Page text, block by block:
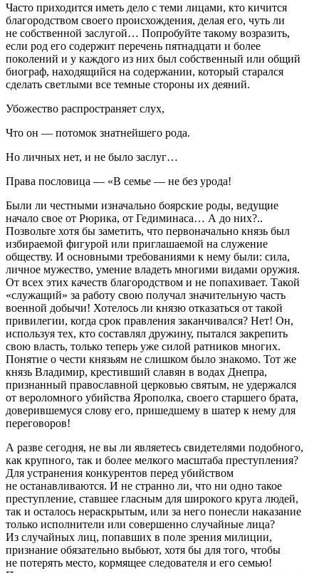
Часто приходится иметь дело с теми лицами, кто кичится
благородством своего происхождения, делая его, чуть ли
не собственной заслугой… Попробуйте такому возразить,
если род его содержит перечень пятнадцати и более
поколений и у каждого из них был собственный или общий
биограф, находящийся на содержании, который старался
сделать светлыми все темные стороны их деяний.
Убожество распространяет слух,
Что он — потомок знатнейшего рода.
Но личных нет, и не было заслуг…
Права пословица — «В семье — не без урода!
Были ли честными изначально боярские роды, ведущие
начало свое от Рюрика, от Гедиминаса… А до них?..
Позвольте хотя бы заметить, что первоначально князь был
избираемой фигурой или приглашаемой на служение
обществу. И основными требованиями к нему были: сила,
личное мужество, умение владеть многими видами оружия.
От всех этих качеств благородством и не попахивает. Такой
«служащий» за работу свою получал значительную часть
военной добычи! Хотелось ли князю отказаться от такой
привилегии, когда срок правления заканчивался? Нет! Он,
используя тех, кто составлял дружину, пытался закрепить
свою власть, только теперь уже силой ратников многих.
Понятие о чести князьям не слишком было знакомо. Тот же
князь Владимир, крестивший славян в водах Днепра,
признанный православной церковью святым, не удержался
от вероломного убийства Ярополка, своего старшего брата,
доверившемуся слову его, пришедшему в шатер к нему для
переговоров!
А разве сегодня, не вы ли являетесь свидетелями подобного,
как крупного, так и более мелкого масштаба преступления?
Для устранения конкурентов перед убийством
не останавливаются. И не странно ли, что ни одно такое
преступление, ставшее гласным для широкого круга людей,
так и осталось нераскрытым, или за него понесли наказание
только исполнители или совершенно случайные лица?
Из случайных лиц, попавших в поле зрения милиции,
признание обязательно выбьют, хотя бы для того, чтобы
не потерять место, кормящее следователя и его семью!